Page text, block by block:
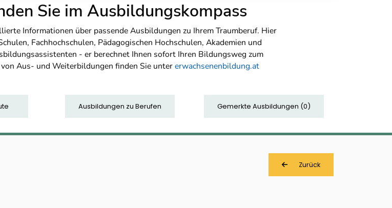
Sie im Ausbildungskompass
Informationen über passende Ausbildungen zu Ihrem Traumberuf. Hier
Fachhochschulen, Pädagogischen Hochschulen, Akademien und
- er berechnet Ihnen sofort Ihren Bildungsweg zum
Aus- und Weiterbildungen finden Sie untererwachsenenbildung.at
Ausbildungen zu Berufen Gemerkte Ausbildungen (0)
Zurück